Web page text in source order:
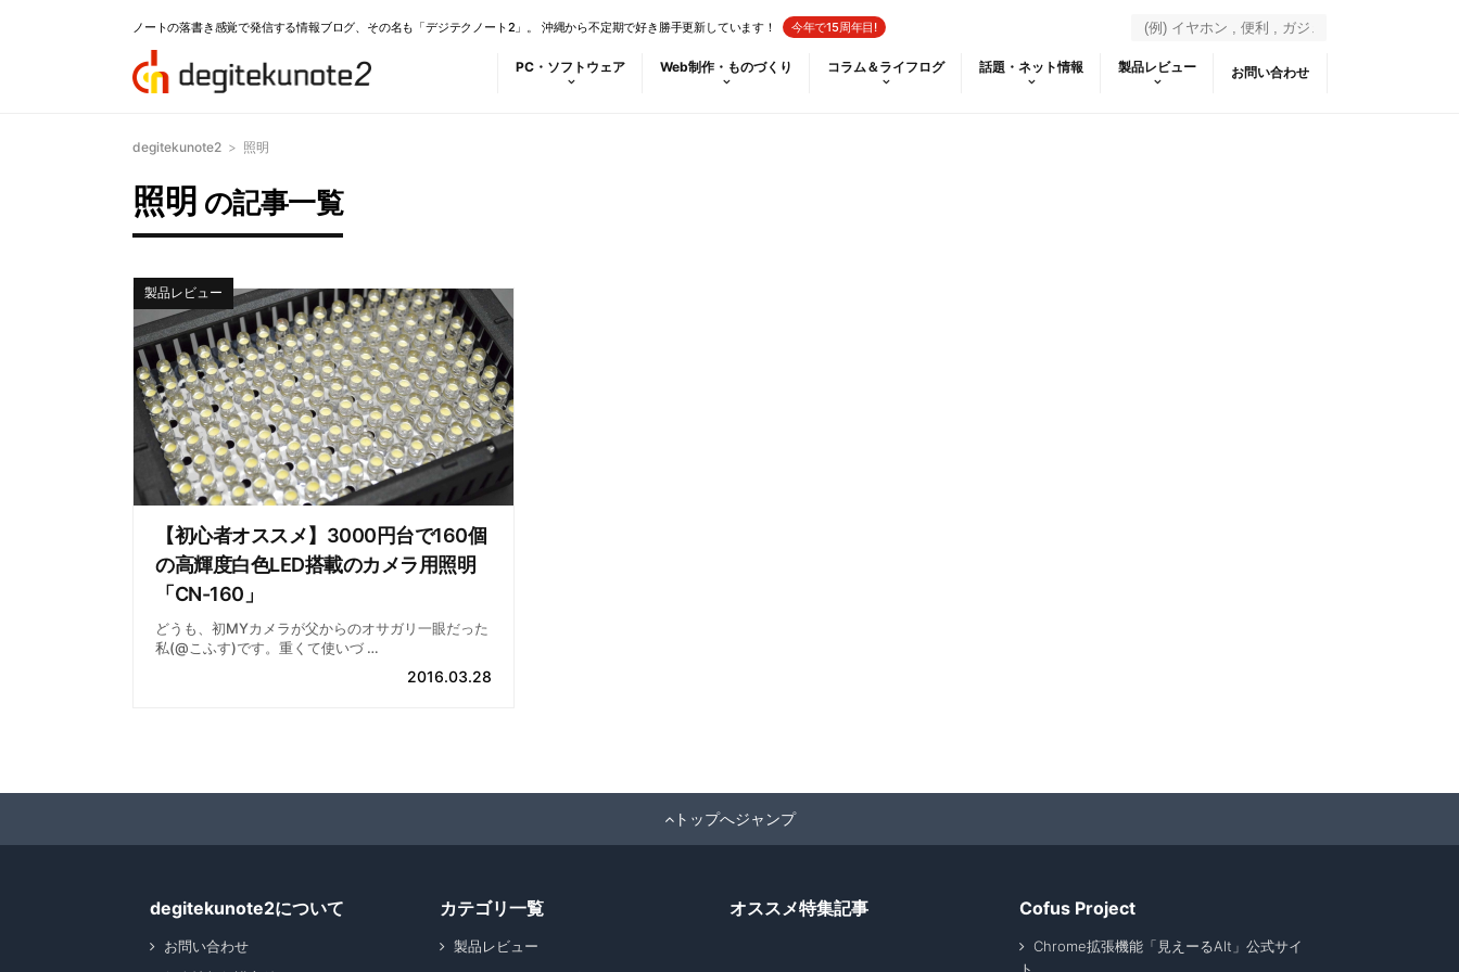
ノートの落書き感覚で発信する情報ブログ、その名も「デジテクノート2」。 沖縄から不定期で好き勝手更新しています！ 今年で15周年目!
PC・ソフトウェア Web制作・ものづくり コラム＆ライフログ 話題・ネット情報 製品レビュー お問い合わせ
degitekunote2 > 照明
照明 の記事一覧
【初心者オススメ】3000円台で160個
の高輝度白色LED搭載のカメラ用照明
「CN-160」
どうも、初MYカメラが父からのオサガリ一眼だった
私(@こふす)です。重くて使いづ …
製品レビュー
2016.03.28
トップへジャンプ
degitekunote2について
お問い合わせ
カテゴリ一覧
製品レビュー
オススメ特集記事 Cofus Project
Chrome拡張機能「見えーるAlt」公式サイ